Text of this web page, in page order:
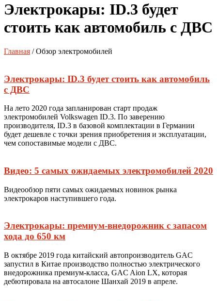
Электрокары: ID.3 будет
стоить как автомобиль с ДВС
Главная / Обзор электромобилей
Электрокары: ID.3 будет стоить как автомобиль
с ДВС
На лето 2020 года запланирован старт продаж
электромобилей Volkswagen ID.3. По заверению
производителя, ID.3 в базовой комплектации в Германии
будет дешевле с точки зрения приобретения и эксплуатации,
чем сопоставимые модели с ДВС.
Видео: 5 самых ожидаемых электромобилей 2020
Видеообзор пяти самых ожидаемых новинок рынка
электрокаров наступившего года.
Электрокары: премиум-внедорожник с запасом
хода до 650 км
В октябре 2019 года китайский автопроизводитель GAC
запустил в Китае производство полностью электрического
внедорожника премиум-класса, GAC Aion LX, которая
дебютировала на автосалоне Шанхай 2019 в апреле.